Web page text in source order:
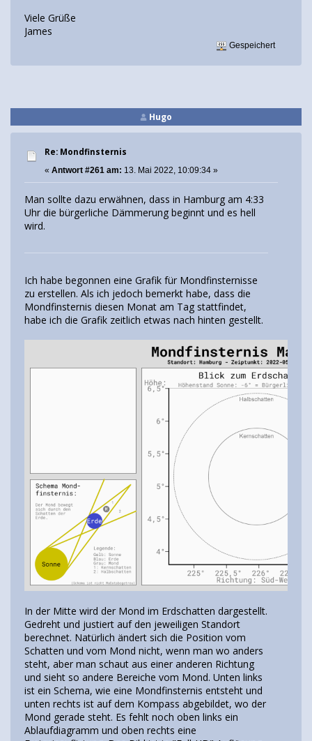
Viele Grüße
James
Gespeichert
Hugo
Re: Mondfinsternis
« Antwort #261 am: 13. Mai 2022, 10:09:34 »
Man sollte dazu erwähnen, dass in Hamburg am 4:33
Uhr die bürgerliche Dämmerung beginnt und es hell
wird.
Ich habe begonnen eine Grafik für Mondfinsternisse
zu erstellen. Als ich jedoch bemerkt habe, dass die
Mondfinsternis diesen Monat am Tag stattfindet,
habe ich die Grafik zeitlich etwas nach hinten gestellt.
In der Mitte wird der Mond im Erdschatten dargestellt.
Gedreht und justiert auf den jeweiligen Standort
berechnet. Natürlich ändert sich die Position vom
Schatten und vom Mond nicht, wenn man wo anders
steht, aber man schaut aus einer anderen Richtung
und sieht so andere Bereiche vom Mond. Unten links
ist ein Schema, wie eine Mondfinsternis entsteht und
unten rechts ist auf dem Kompass abgebildet, wo der
Mond gerade steht. Es fehlt noch oben links ein
Ablaufdiagramm und oben rechts eine